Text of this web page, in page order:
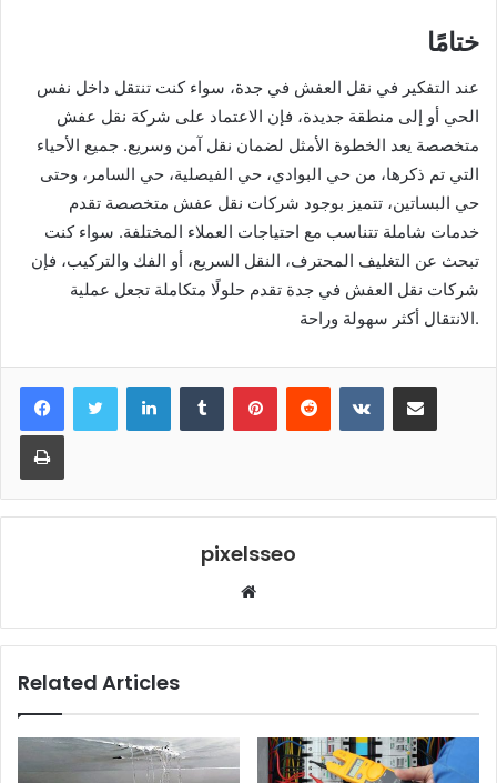
ختامًا
عند التفكير في نقل العفش في جدة، سواء كنت تنتقل داخل نفس
الحي أو إلى منطقة جديدة، فإن الاعتماد على شركة نقل عفش
متخصصة يعد الخطوة الأمثل لضمان نقل آمن وسريع. جميع الأحياء
التي تم ذكرها، من حي البوادي، حي الفيصلية، حي السامر، وحتى
حي البساتين، تتميز بوجود شركات نقل عفش متخصصة تقدم
خدمات شاملة تتناسب مع احتياجات العملاء المختلفة. سواء كنت
تبحث عن التغليف المحترف، النقل السريع، أو الفك والتركيب، فإن
شركات نقل العفش في جدة تقدم حلولًا متكاملة تجعل عملية
الانتقال أكثر سهولة وراحة.
LinkedInTumblr PinterestReddit VKontakteShare via Email
Print
pixelsseo
Website
Related Articles